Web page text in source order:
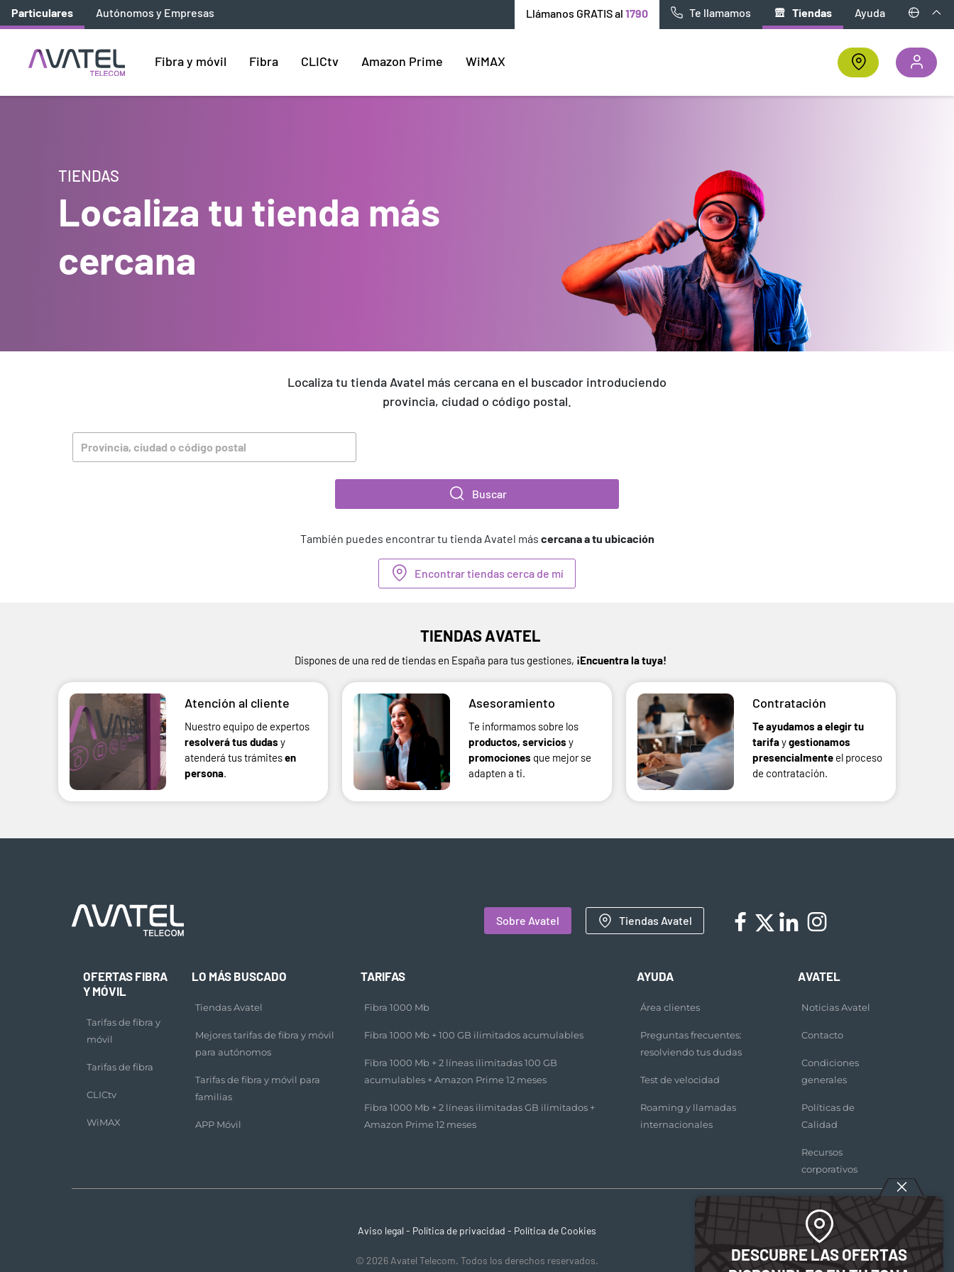
Particulares Autónomos y Empresas Llámanos GRATIS al 1790 Te llamamos Tiendas Ayuda
Fibra y móvil Fibra CLICtv Amazon Prime WiMAX
DESCUBRE LAS OFERTAS
TIENDAS
Localiza tu tienda más
cercana
Localiza tu tienda Avatel más cercana en el buscador introduciendo
provincia, ciudad o código postal.
Provincia, ciudad o código postal
Buscar
También puedes encontrar tu tienda Avatel más cercana a tu ubicación
Encontrar tiendas cerca de mí
TIENDAS AVATEL
Dispones de una red de tiendas en España para tus gestiones, ¡Encuentra la tuya!
Atención al cliente
Nuestro equipo de expertos
resolverá tus dudas y
atenderá tus trámitesen
persona.
Asesoramiento
Te informamos sobre los
productos, servicios y
promociones que mejor se
adapten a ti.
Contratación
Te ayudamos a elegir tu
tarifaygestionamos
presencialmente el proceso
de contratación.
Sobre Avatel Tiendas Avatel
OFERTAS FIBRA
Y MÓVIL
Tarifas de fibra y
móvil
Tarifas de fibra
CLICtv
WiMAX
LO MÁS BUSCADO
Tiendas Avatel
Mejores tarifas de fibra y móvil
para autónomos
Tarifas de fibra y móvil para
familias
APP Móvil
TARIFAS
Fibra 1000 Mb
Fibra 1000 Mb + 100 GB ilimitados acumulables​
Fibra 1000 Mb + 2 líneas ilimitadas 100 GB
acumulables + Amazon Prime 12 meses​
Fibra 1000 Mb + 2 líneas ilimitadas GB ilimitados +
Amazon Prime 12 meses​
AYUDA
Área clientes
Preguntas frecuentes:
resolviendo tus dudas
Test de velocidad
Roaming y llamadas
internacionales
AVATEL
Noticias Avatel
Contacto
Condiciones
generales
Políticas de
Calidad
Recursos
corporativos
Aviso legal - Política de privacidad - Política de Cookies
© 2026 Avatel Telecom. Todos los derechos reservados.